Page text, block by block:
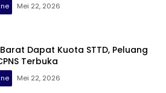
Mei 22, 2026
Dapat Kuota STTD, Peluang
Terbuka
Mei 22, 2026